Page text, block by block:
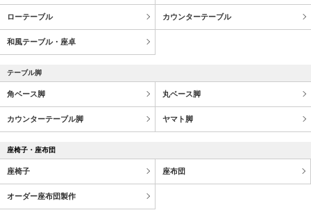
ローテーブル カウンターテーブル
和風テーブル・座卓
テーブル脚
角ベース脚 丸ベース脚
カウンターテーブル脚 ヤマト脚
座椅子・座布団
座椅子 座布団
オーダー座布団製作